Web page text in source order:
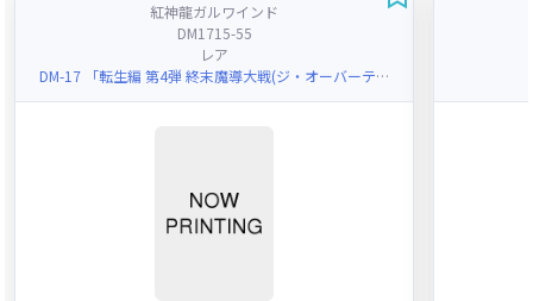
紅神龍ガルワインド
DM1715-55
レア
DM-17 「転生編 第4弾 終末魔導大戦(ジ・オーバーテクノクロス)」